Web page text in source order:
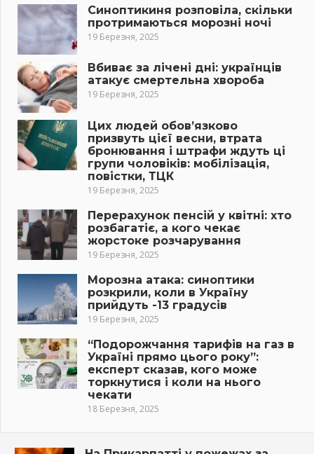
Синоптикиня розповіла, скільки
протримаються морозні ночі
19 Березня, 2025
Вбиває за лічені дні: українців
атакує смертельна хвороба
19 Березня, 2025
Цих людей обов’язково
призвуть цієї весни, втрата
бронювання і штрафи ждуть ці
групи чоловіків: мобілізація,
повістки, ТЦК
19 Березня, 2025
Перерахунок пенсій у квітні: хто
розбагатіє, а кого чекає
жорстоке розчарування
19 Березня, 2025
Морозна атака: синоптики
розкрили, коли в Україну
прийдуть -13 градусів
19 Березня, 2025
“Подорожчання тарифів на газ в
Україні прямо цього року”:
експерт сказав, кого може
торкнутися і коли на нього
чекати
18 Березня, 2025